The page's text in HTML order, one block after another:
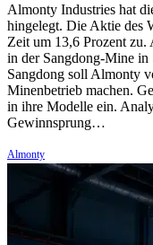
Almonty Industries hat
hingelegt. Die Aktie des
Zeit um 13,6 Prozent zu.
in der Sangdong-Mine
Sangdong soll Almonty
Minenbetrieb machen.
in ihre Modelle ein.
Gewinnsprung…
Almonty